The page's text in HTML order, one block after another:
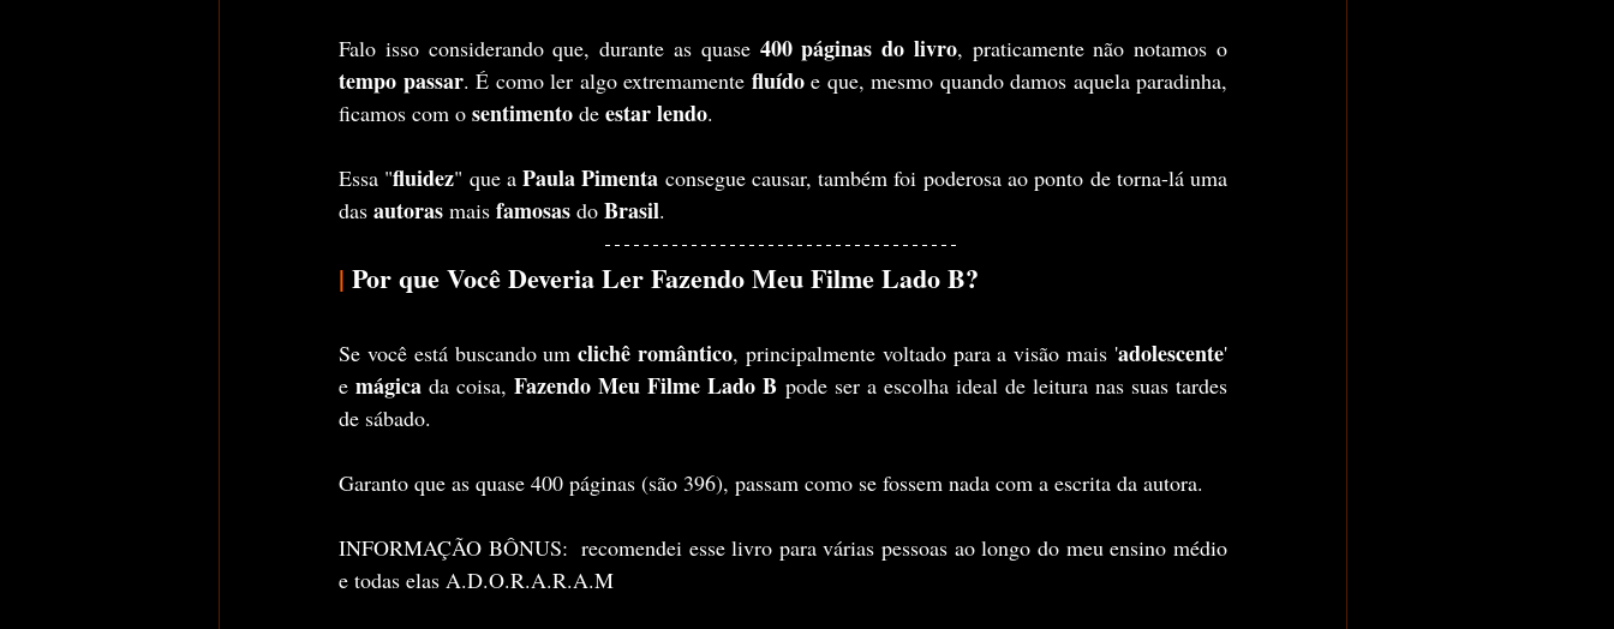
Falo isso considerando que, durante as quase 400 páginas do livro
tempo passar. É como ler algo extremamente fluído e que, mesmo quando damos aquela paradinha,
ficamos com o sentimento de estar lendo.
Essa "fluidez" que a Paula Pimenta consegue causar, também foi poderosa ao ponto de torna-lá uma
das autoras mais famosas do Brasil.
| Por que Você Deveria Ler Fazendo Meu Filme Lado B?
Se você está buscando um clichê romântico, principalmente voltado para a visão mais 'adolescente'
e mágica da coisa, Fazendo Meu Filme Lado B pode ser a escolha ideal de leitura nas suas tardes
de sábado.
Garanto que as quase 400 páginas (são 396), passam como se fossem nada com a escrita da autora.
INFORMAÇÃO BÔNUS:  recomendei esse livro para várias pessoas ao longo do meu ensino médio
e todas elas A.D.O.R.A.R.A.M